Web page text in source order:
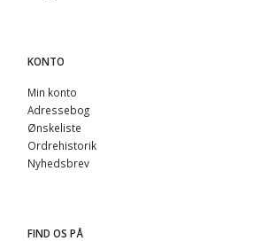
KONTO
Min konto
Adressebog
Ønskeliste
Ordrehistorik
Nyhedsbrev
FIND OS PÅ